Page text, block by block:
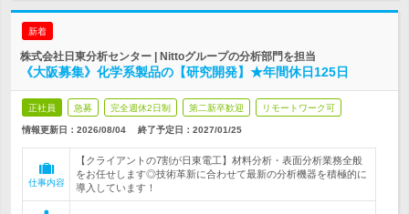
新着
株式会社日東分析センター | Nittoグループの分析部門を担当
《大阪募集》化学系製品の【研究開発】★年間休日125日
正社員 急募 完全週休2日制 第二新卒歓迎 リモートワーク可
情報更新日：2026/08/04 終了予定日： 2027/01/25
仕事内容
【クライアントの7割が日東電工】材料分析・表面分析業務全般
をお任せします◎技術革新に合わせて最新の分析機器を積極的に
導入しています！